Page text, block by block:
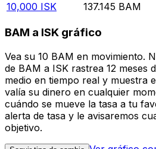
10,000 ISK 137.145 BAM
BAM a ISK gráfico
Vea su 10 BAM en movimiento.
de BAM a ISK rastrea 12 meses
medio en tiempo real y muestra
valía su dinero en cualquier
cuándo se mueve la tasa a tu
alerta de tasa y le avisaremos
objetivo.